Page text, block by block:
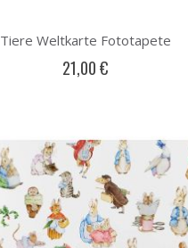
Tiere Weltkarte Fototapete
21,00 €